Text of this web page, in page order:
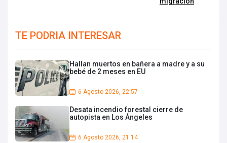
TE PODRIA INTERESAR
Hallan muertos en bañera a madre y a su
bebé de 2 meses en EU
6 Agosto 2026, 22:57
Desata incendio forestal cierre de
autopista en Los Ángeles
6 Agosto 2026, 21:14